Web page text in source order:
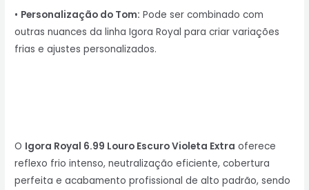
• Personalização do Tom: Pode ser combinado com
outras nuances da linha Igora Royal para criar variações
frias e ajustes personalizados.
O Igora Royal 6.99 Louro Escuro Violeta Extra oferece
reflexo frio intenso, neutralização eficiente, cobertura
perfeita e acabamento profissional de alto padrão, sendo